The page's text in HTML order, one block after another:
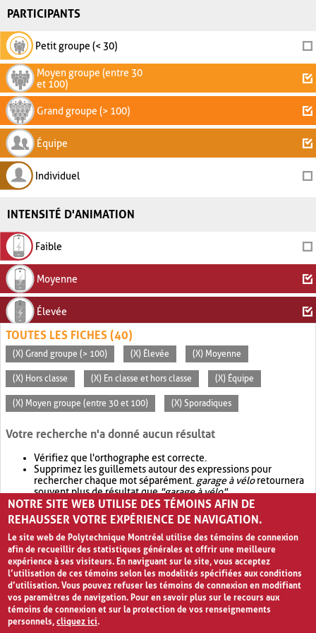
PARTICIPANTS
Petit groupe (< 30)
Moyen groupe (entre 30
et 100)
Grand groupe (> 100)
Équipe
Individuel
INTENSITÉ D'ANIMATION
Faible
Moyenne
Élevée
TOUTES LES FICHES (40)
(X) Grand groupe (> 100) (X) Élevée (X) Moyenne
(X) Hors classe (X) En classe et hors classe (X) Équipe
(X) Moyen groupe (entre 30 et 100) (X) Sporadiques
Votre recherche n'a donné aucun résultat
Vérifiez que l'orthographe est correcte.
Supprimez les guillemets autour des expressions pour
rechercher chaque mot séparément. garage à véloretournera
souvent plus de résultat que"garage à vélo".
Envisagez d'élargir votre recherche avec OR.garage OR vélo
retournera souvent plus de résultat quegarage à vélo
NOTRE SITE WEB UTILISE DES TÉMOINS AFIN DE
REHAUSSER VOTRE EXPÉRIENCE DE NAVIGATION.
Le site web de Polytechnique Montréal utilise des témoins de connexion
afin de recueillir des statistiques générales et offrir une meilleure
expérience à ses visiteurs. En naviguant sur le site, vous acceptez
l’utilisation de ces témoins selon les modalités spécifiées aux conditions
d’utilisation. Vous pouvez refuser les témoins de connexion en modifiant
vos paramètres de navigation. Pour en savoir plus sur le recours aux
témoins de connexion et sur la protection de vos renseignements
personnels,cliquez ici.